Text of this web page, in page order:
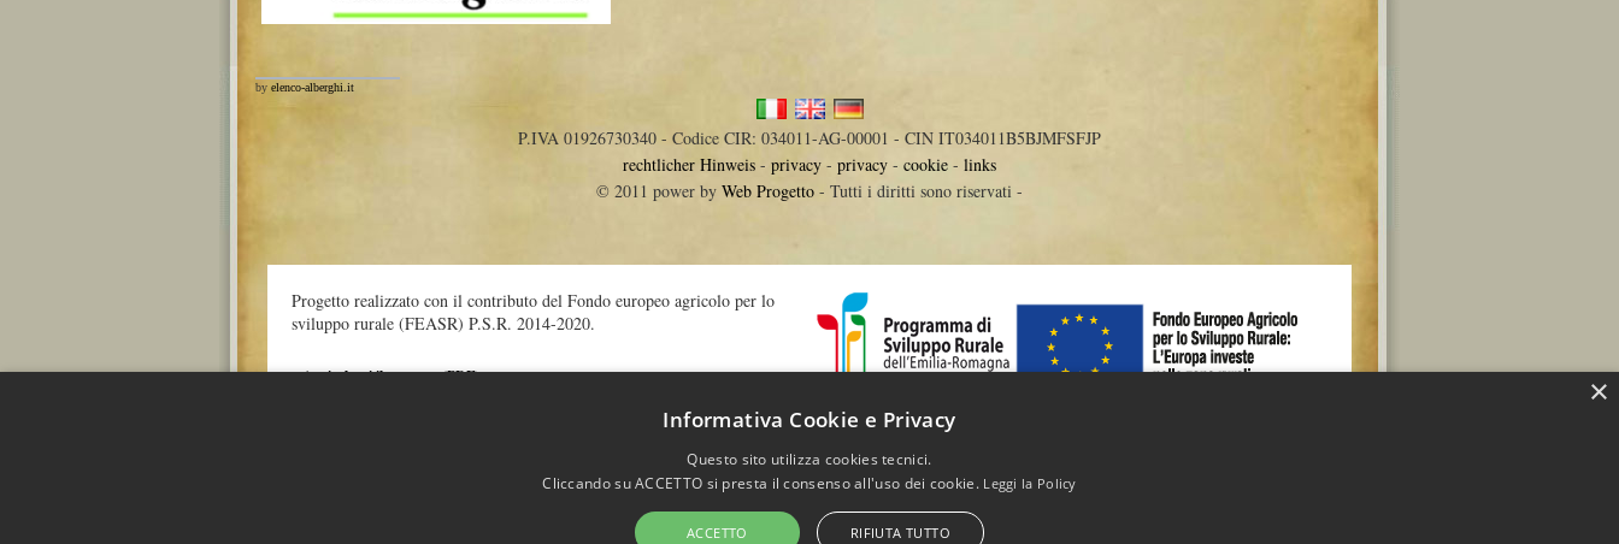
by elenco-alberghi.it
P.IVA 01926730340 - Codice CIR: 034011-AG-00001 - CIN IT034011B5BJMFSFJP
rechtlicher Hinweis - privacy - privacy - cookie - links
© 2011 power by Web Progetto - Tutti i diritti sono riservati -
Progetto realizzato con il contributo del Fondo europeo agricolo per lo
sviluppo rurale (FEASR) P.S.R. 2014-2020.
» Apri e leggi il progetto (PDF)
http://europa.eu/legislation_summaries/agriculture/general_framework/l60032_it.htm
×
Informativa Cookie e Privacy
Questo sito utilizza cookies tecnici.
Cliccando su ACCETTO si presta il consenso all'uso dei cookie. Leggi la Policy
ACCETTO RIFIUTA TUTTO